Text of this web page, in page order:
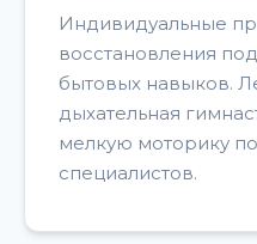
Индивидуальные
восстановления
бытовых навыков.
дыхательная
мелкую моторику
специалистов.